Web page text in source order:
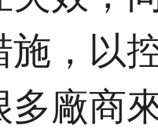
施，以
多廠商